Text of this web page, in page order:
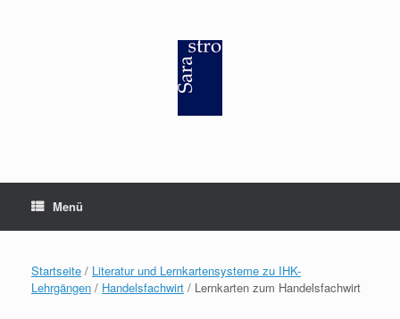
Menü
Startseite / Literatur und Lernkartensysteme zu IHK-
Lehrgängen / Handelsfachwirt / Lernkarten zum Handelsfachwirt